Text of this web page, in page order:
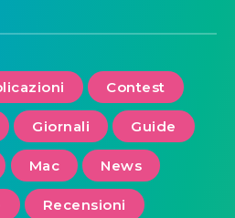
Contest
Giornali Guide
Mac News
Recensioni